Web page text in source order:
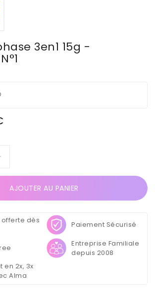
3en1 15g -
AJOUTER AU PANIER
offerte dès
Paiement Sécurisé
Entreprise Familiale
depuis 2008
en 2x, 3x
Alma